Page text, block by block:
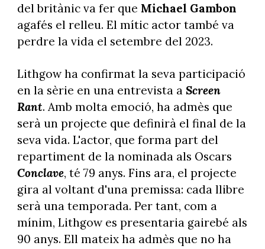
del britànic va fer que Michael Gambon
agafés el relleu. El mític actor també va
perdre la vida el setembre del 2023.
Lithgow ha confirmat la seva participació
en la sèrie en una entrevista a Screen
Rant. Amb molta emoció, ha admès que
serà un projecte que definirà el final de la
seva vida. L'actor, que forma part del
repartiment de la nominada als Oscars
Conclave, té 79 anys. Fins ara, el projecte
gira al voltant d'una premissa: cada llibre
serà una temporada. Per tant, com a
mínim, Lithgow es presentaria gairebé als
90 anys. Ell mateix ha admès que no ha